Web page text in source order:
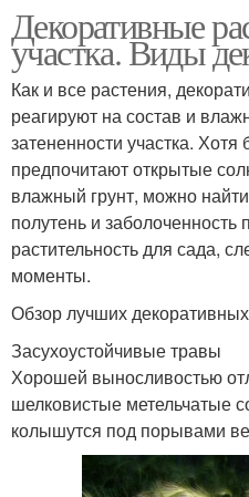
Декоративные
участка. Виды
Как и все растения,
реагируют на состав и
затененности участка.
предпочитают открытые
влажный грунт, можно
полутень и
растительность для сада,
моменты.
Обзор лучших
Засухоустойчивые травы
Хорошей выносливостью
шелковистые метельчатые
колышутся под порывами